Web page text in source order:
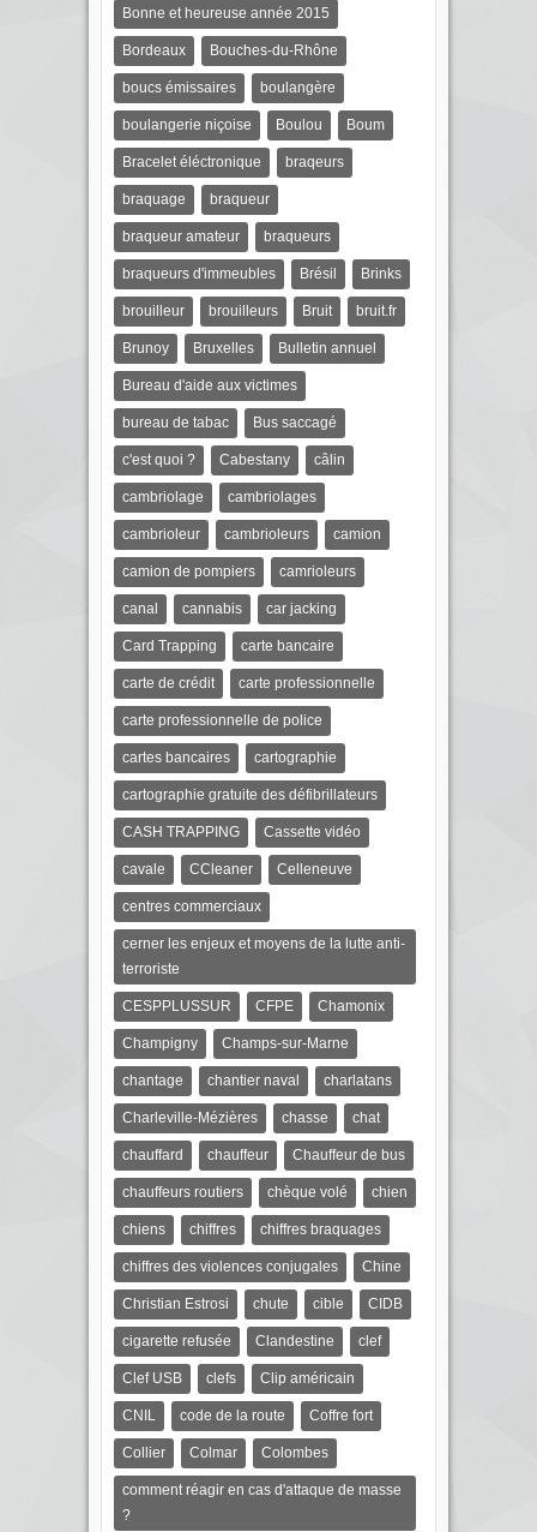
Bonne et heureuse année 2015
Bordeaux Bouches-du-Rhône
boucs émissaires boulangère
boulangerie niçoise Boulou Boum
Bracelet éléctronique braqeurs
braquage braqueur
braqueur amateur braqueurs
braqueurs d'immeubles Brésil Brinks
brouilleur brouilleurs Bruit bruit.fr
Brunoy Bruxelles Bulletin annuel
Bureau d'aide aux victimes
bureau de tabac Bus saccagé
c'est quoi ? Cabestany câlin
cambriolage cambriolages
cambrioleur cambrioleurs camion
camion de pompiers camrioleurs
canal cannabis car jacking
Card Trapping carte bancaire
carte de crédit carte professionnelle
carte professionnelle de police
cartes bancaires cartographie
cartographie gratuite des défibrillateurs
CASH TRAPPING Cassette vidéo
cavale CCleaner Celleneuve
centres commerciaux
cerner les enjeux et moyens de la lutte anti-
terroriste
CESPPLUSSUR CFPE Chamonix
Champigny Champs-sur-Marne
chantage chantier naval charlatans
Charleville-Mézières chasse chat
chauffard chauffeur Chauffeur de bus
chauffeurs routiers chèque volé chien
chiens chiffres chiffres braquages
chiffres des violences conjugales Chine
Christian Estrosi chute cible CIDB
cigarette refusée Clandestine clef
Clef USB clefs Clip américain
CNIL code de la route Coffre fort
Collier Colmar Colombes
comment réagir en cas d'attaque de masse
?